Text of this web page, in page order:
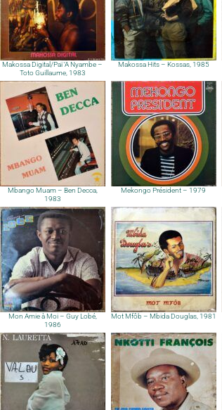
Makossa Digital/Paï ‘A Nyambe –
Toto Guillaume, 1983
Makossa Hits – Kossas, 1985
Mbango Muam – Ben Decca,
1983
Mekongo Président – 1979
Mon Amie à Moi – Guy Lobé,
1986
Mot Mfôb – Mbida Douglas, 1981